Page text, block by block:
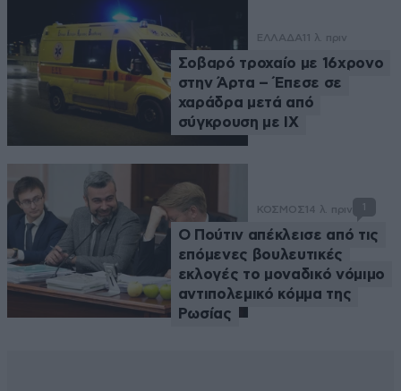
ΕΛΛΑΔΑ 11 λ. πριν
Σοβαρό τροχαίο με 16χρονο
στην Άρτα – Έπεσε σε
χαράδρα μετά από
σύγκρουση με ΙΧ
ΚΟΣΜΟΣ 14 λ. πριν 1
Ο Πούτιν απέκλεισε από τις
επόμενες βουλευτικές
εκλογές το μοναδικό νόμιμο
αντιπολεμικό κόμμα της
Ρωσίας